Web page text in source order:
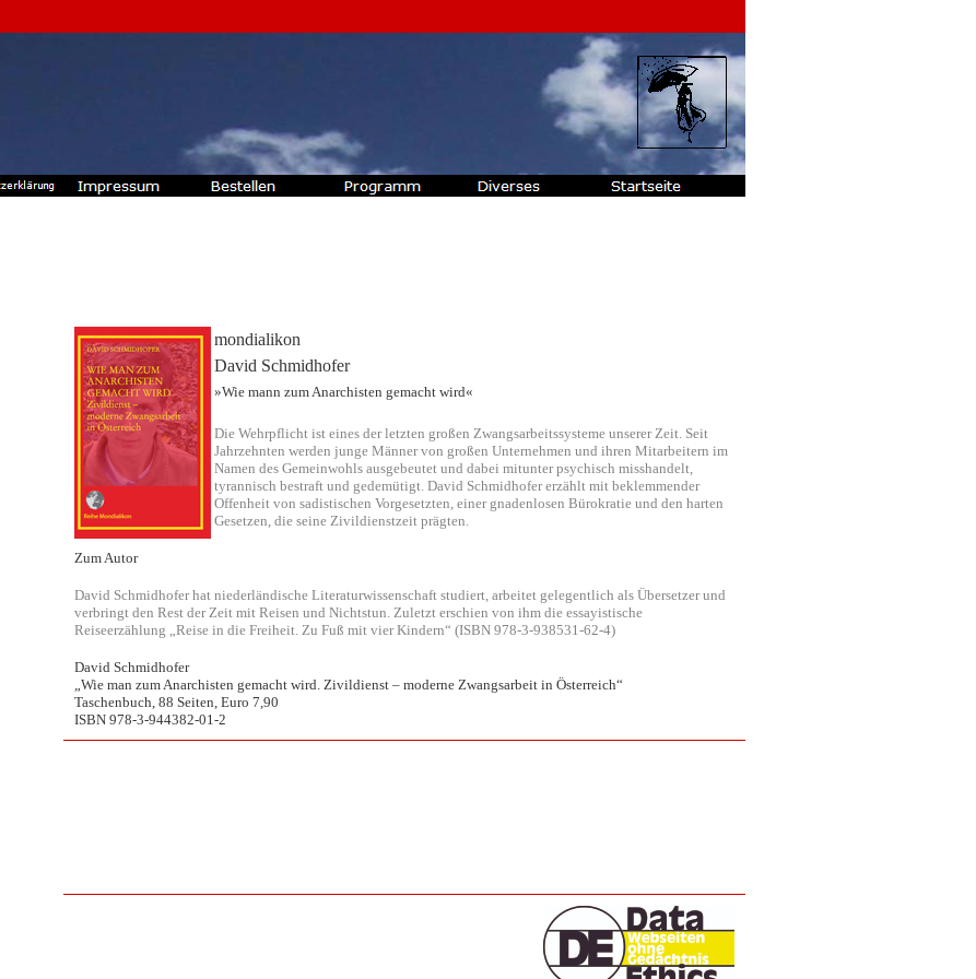
mondialikon
David Schmidhofer
»Wie mann zum Anarchisten gemacht wird«
Die Wehrpflicht ist eines der letzten großen Zwangsarbeitssysteme unserer Zeit. Seit
Jahrzehnten werden junge Männer von großen Unternehmen und ihren Mitarbeitern im
Namen des Gemeinwohls ausgebeutet und dabei mitunter psychisch misshandelt,
tyrannisch bestraft und gedemütigt. David Schmidhofer erzählt mit beklemmender
Offenheit von sadistischen Vorgesetzten, einer gnadenlosen Bürokratie und den harten
Gesetzen, die seine Zivildienstzeit prägten.
Zum Autor
David Schmidhofer hat niederländische Literaturwissenschaft studiert, arbeitet gelegentlich als Übersetzer und
verbringt den Rest der Zeit mit Reisen und Nichtstun. Zuletzt erschien von ihm die essayistische
Reiseerzählung „Reise in die Freiheit. Zu Fuß mit vier Kindern“ (ISBN 978-3-938531-62-4)
David Schmidhofer
„Wie man zum Anarchisten gemacht wird. Zivildienst – moderne Zwangsarbeit in Österreich“
Taschenbuch, 88 Seiten, Euro 7,90
ISBN 978-3-944382-01-2